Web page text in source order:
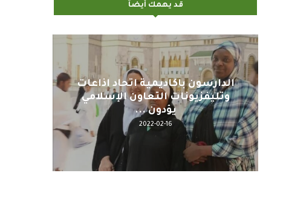
قد يهمك أيضاً
اليوم : المشاركة بالاجتماع
التحضيري لمنظمي قمة اسيا...
2022-04-12